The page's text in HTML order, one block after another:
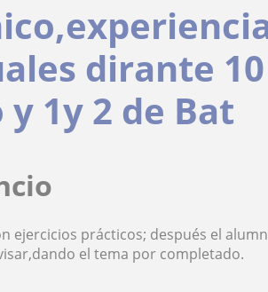
dirante 10
1y 2 de Bat
ejercicios prácticos; después el
el tema por completado.